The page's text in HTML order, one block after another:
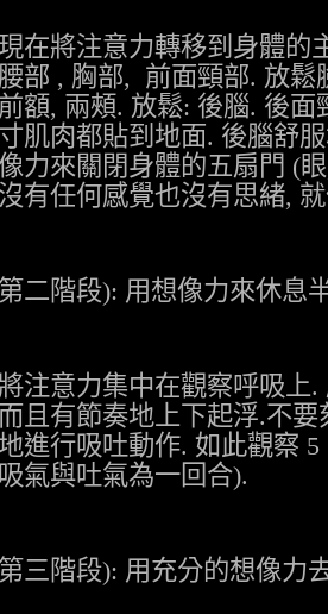
在將注意力轉移到身體的
腰部 , 胸部, 前面頸部. 放鬆
前額, 兩頰. 放鬆: 後腦. 後面
寸肌肉都貼到地面. 後腦舒
力來關閉身體的五扇門 (眼
沒有任何感覺也沒有思緒,
第二階段): 用想像力來休息
將注意力集中在觀察呼吸上.
而且有節奏地上下起浮.不要
地進行吸吐動作. 如此觀察 5
吸氣與吐氣為一回合).
第三階段): 用充分的想像力